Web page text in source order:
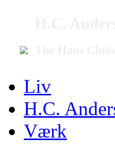
Liv
H.C.
Værk